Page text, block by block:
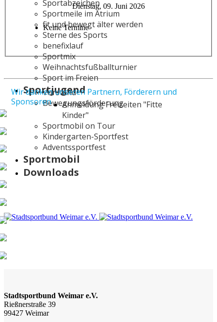
Sportabzeichen
Sportmeile im Atrium
fit und bewegt älter werden
Sterne des Sports
benefixlauf
Sportmix
Weihnachtsfußballturnier
Sport im Freien
Sportjugend
Vorstand
Bewegungsförderung
Anmeldung Freizeiten "Fitte
Kinder"
Sportmobil on Tour
Kindergarten-Sportfest
Adventssportfest
Sportmobil
Downloads
Dienstag, 09. Juni 2026
Keine Termine
Wir danken unseren Partnern, Förderern und
Sponsoren
Stadtsportbund Weimar e.V.
Rießnerstraße 39
99427 Weimar